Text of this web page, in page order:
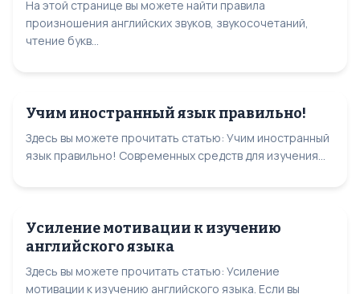
На этой странице вы можете найти правила
произношения английских звуков, звукосочетаний,
чтение букв...
Учим иностранный язык правильно!
Здесь вы можете прочитать статью: Учим иностранный
язык правильно! Современных средств для изучения...
Усиление мотивации к изучению
английского языка
Здесь вы можете прочитать статью: Усиление
мотивации к изучению английского языка. Если вы